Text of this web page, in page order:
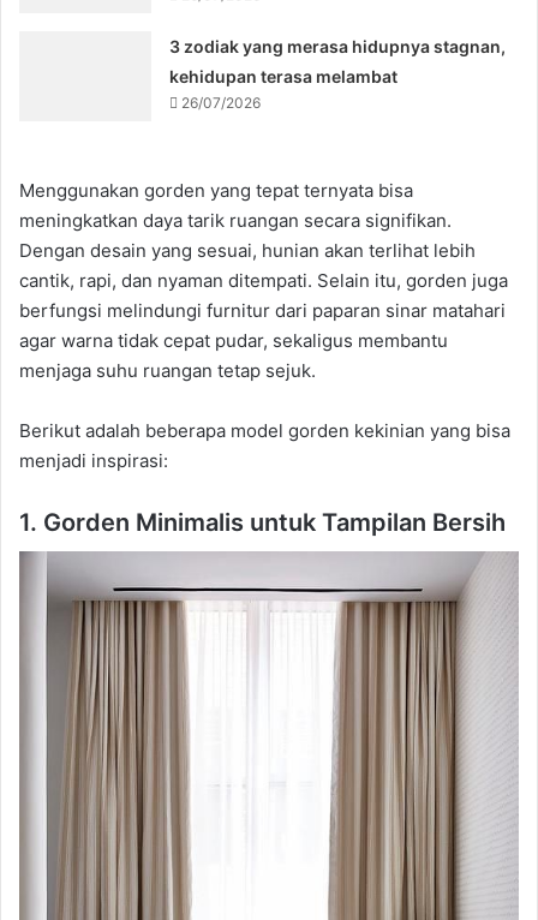
3 zodiak yang merasa hidupnya stagnan,
kehidupan terasa melambat
26/07/2026
Menggunakan gorden yang tepat ternyata bisa
meningkatkan daya tarik ruangan secara signifikan.
Dengan desain yang sesuai, hunian akan terlihat lebih
cantik, rapi, dan nyaman ditempati. Selain itu, gorden juga
berfungsi melindungi furnitur dari paparan sinar matahari
agar warna tidak cepat pudar, sekaligus membantu
menjaga suhu ruangan tetap sejuk.
Berikut adalah beberapa model gorden kekinian yang bisa
menjadi inspirasi:
1. Gorden Minimalis untuk Tampilan Bersih